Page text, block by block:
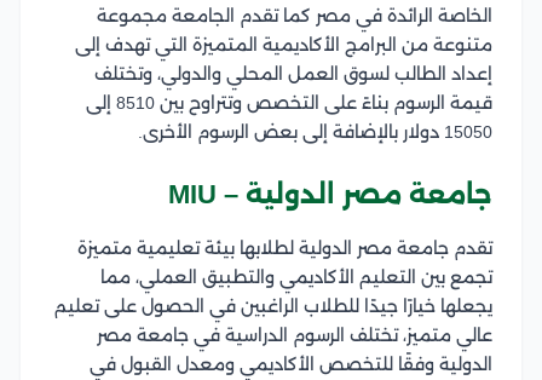
الخاصة الرائدة في مصر كما تقدم الجامعة مجموعة
متنوعة من البرامج الأكاديمية المتميزة التي تهدف إلى
إعداد الطالب لسوق العمل المحلي والدولي، وتختلف
قيمة الرسوم بناءً على التخصص وتتراوح بين 8510 إلى
15050 دولار بالإضافة إلى بعض الرسوم الأخرى.
جامعة مصر الدولية – MIU
تقدم جامعة مصر الدولية لطلابها بيئة تعليمية متميزة
تجمع بين التعليم الأكاديمي والتطبيق العملي، مما
يجعلها خيارًا جيدًا للطلاب الراغبين في الحصول على تعليم
عالي متميز، تختلف الرسوم الدراسية في جامعة مصر
الدولية وفقًا للتخصص الأكاديمي ومعدل القبول في